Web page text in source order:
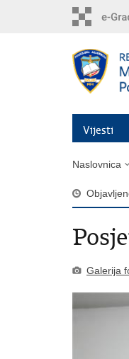
Vijesti
Naslovnica
Galerija